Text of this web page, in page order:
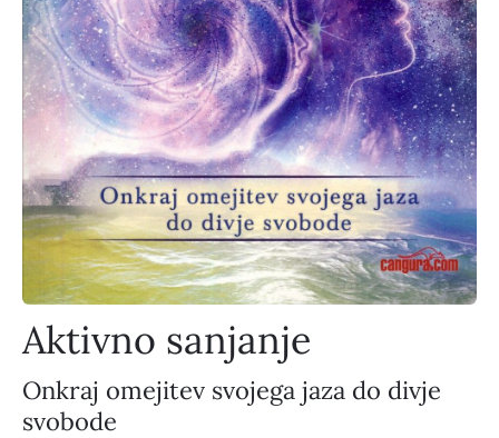
Aktivno sanjanje
Onkraj omejitev svojega jaza do divje
svobode